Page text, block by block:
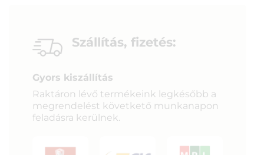
Szállítás, fizetés:
Gyors kiszállítás
Raktáron lévő termékeink legkésőbb a
megrendelést követkető munkanapon
feladásra kerülnek.